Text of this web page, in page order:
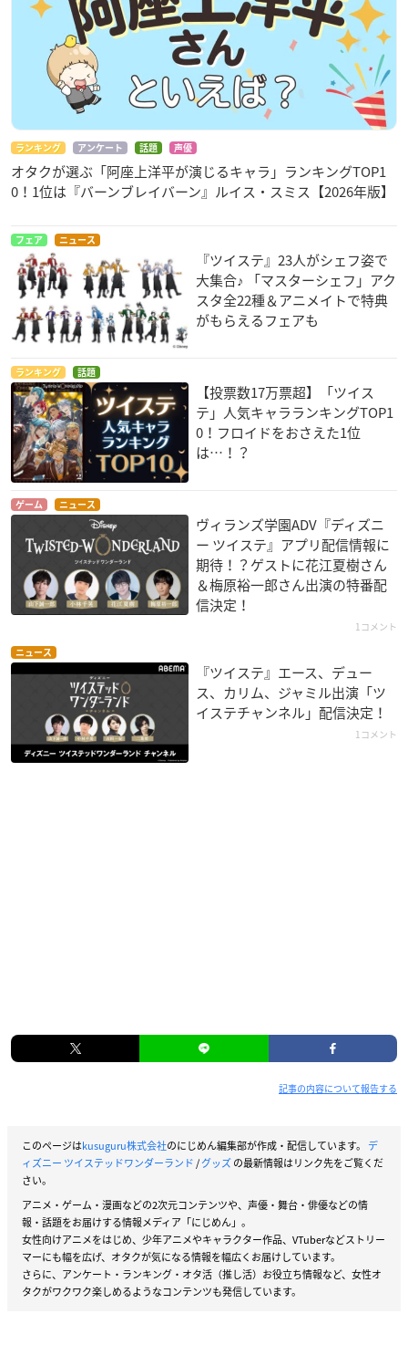
ランキング アンケート 話題 声優
オタクが選ぶ「阿座上洋平が演じるキャラ」ランキングTOP1
0！1位は『バーンブレイバーン』ルイス・スミス【2026年版】
フェア ニュース
『ツイステ』23人がシェフ姿で
大集合♪ 「マスターシェフ」アク
スタ全22種＆アニメイトで特典
がもらえるフェアも
ランキング 話題
【投票数17万票超】「ツイス
テ」人気キャラランキングTOP1
0！フロイドをおさえた1位
は…！？
ゲーム ニュース
ヴィランズ学園ADV『ディズニ
ー ツイステ』アプリ配信情報に
期待！？ゲストに花江夏樹さん
＆梅原裕一郎さん出演の特番配
信決定！
1コメント
ニュース
『ツイステ』エース、デュー
ス、カリム、ジャミル出演「ツ
イステチャンネル」配信決定！
1コメント
記事の内容について報告する
このページはkusuguru株式会社のにじめん編集部が作成・配信しています。 デ
ィズニー ツイステッドワンダーランド/グッズの最新情報はリンク先をご覧くだ
さい。
アニメ・ゲーム・漫画などの2次元コンテンツや、声優・舞台・俳優などの情
報・話題をお届けする情報メディア「にじめん」。
女性向けアニメをはじめ、少年アニメやキャラクター作品、VTuberなどストリー
マーにも幅を広げ、オタクが気になる情報を幅広くお届けしています。
さらに、アンケート・ランキング・オタ活（推し活）お役立ち情報など、女性オ
タクがワクワク楽しめるようなコンテンツも発信しています。